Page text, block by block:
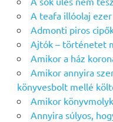
A teafa illóolaj ezer
Admonti piros
Ajtók – történetet
Amikor a ház
Amikor annyira
könyvesbolt mellé
Amikor
Annyira súlyos,